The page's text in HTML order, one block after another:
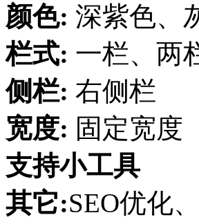
颜色: 深紫色、
栏式: 一栏、两
侧栏: 右侧栏
宽度: 固定宽度
支持小工具
其它:SEO优化